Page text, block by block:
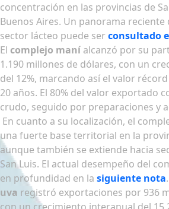
concentración en las provincias de
Buenos Aires. Un panorama reciente
sector lácteo puede serconsultado
El complejo maní alcanzó por su
1.190 millones de dólares, con un
del 12%, marcando así el valor
20 años. El 80% del valor exportado
crudo, seguido por preparaciones y
En cuanto a su localización, el
una fuerte base territorial en la
aunque también se extiende hacia
San Luis. El actual desempeño del
en profundidad en la siguiente nota
uva registró exportaciones por 936